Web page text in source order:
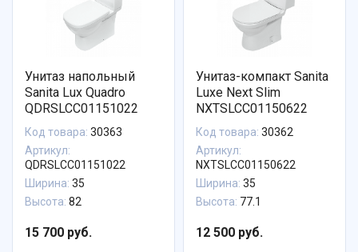
Унитаз напольный
Sanita Lux Quadro
QDRSLCC01151022
Код товара: 30363
Артикул:
QDRSLCC01151022
Ширина: 35
Высота: 82
15 700 руб.
Унитаз-компакт Sanita
Luxe Next Slim
NXTSLCC01150622
Код товара: 30362
Артикул:
NXTSLCC01150622
Ширина: 35
Высота: 77.1
12 500 руб.